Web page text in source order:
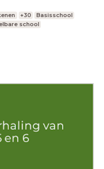
+30
Basisschool
school